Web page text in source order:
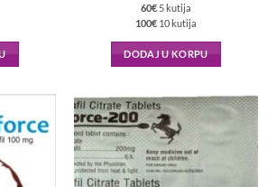
60€ 5 kutija
100€ 10 kutija
DODAJ U KORPU